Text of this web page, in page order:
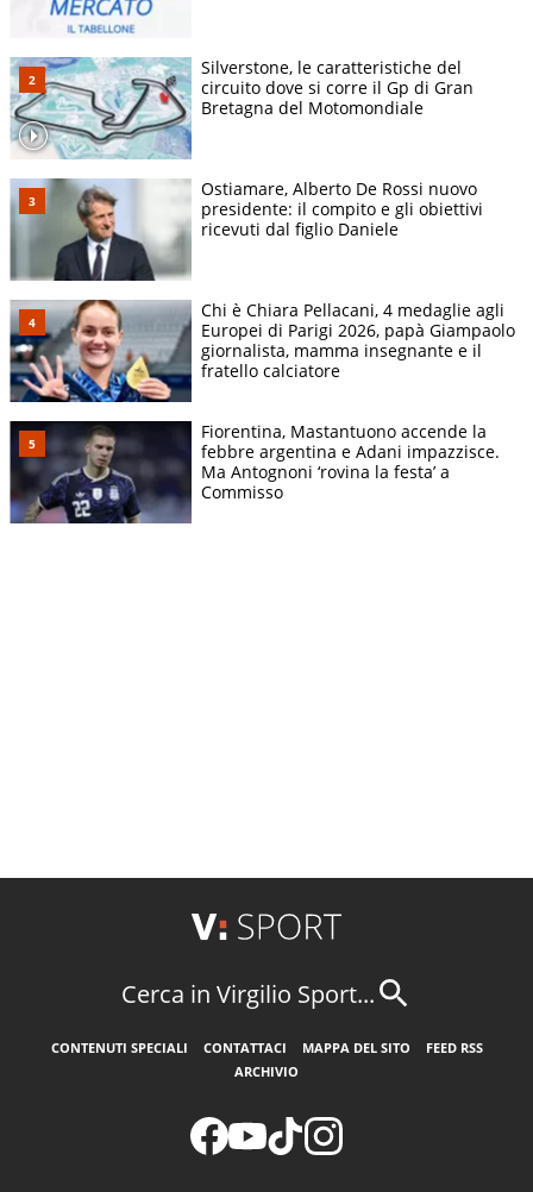
Silverstone, le caratteristiche del
circuito dove si corre il Gp di Gran
Bretagna del Motomondiale
Ostiamare, Alberto De Rossi nuovo
presidente: il compito e gli obiettivi
ricevuti dal figlio Daniele
Chi è Chiara Pellacani, 4 medaglie agli
Europei di Parigi 2026, papà Giampaolo
giornalista, mamma insegnante e il
fratello calciatore
Fiorentina, Mastantuono accende la
febbre argentina e Adani impazzisce.
Ma Antognoni ‘rovina la festa’ a
Commisso
Cerca in Virgilio Sport...
CONTENUTI SPECIALI CONTATTACI MAPPA DEL SITO
FEED RSS
ARCHIVIO